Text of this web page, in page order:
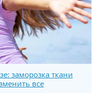
заморозка ткани
все